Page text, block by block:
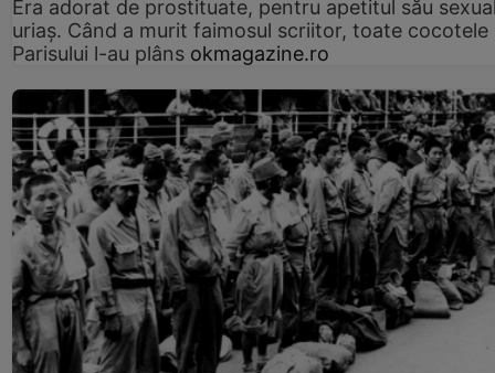
Era adorat de prostituate, pentru apetitul său
uriaș. Când a murit faimosul scriitor, toate cocotele
Parisului l-au plâns okmagazine.ro